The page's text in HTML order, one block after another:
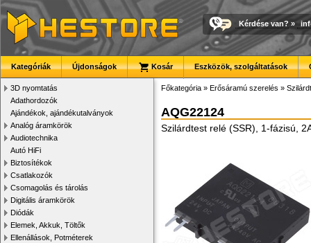
Kérdése van? »
Kategóriák Újdonságok Kosár Eszközök, szolgáltatások
3D nyomtatás
Adathordozók
Ajándékok, ajándékutalványok
Analóg áramkörök
Audiotechnika
Autó HiFi
Biztosítékok
Csatlakozók
Csomagolás és tárolás
Digitális áramkörök
Diódák
Elemek, Akkuk, Töltők
Ellenállások, Potméterek
Főkategória » Erősáramú szerelés »
AQG22124
Szilárdtest relé (SSR), 1-fázisú,